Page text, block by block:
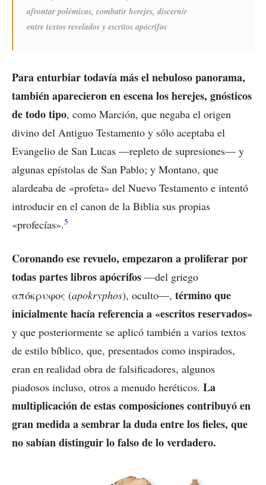
afrontar polémicas, combatir herejes, discernir
entre textos revelados y escritos apócrifos
Para enturbiar todavía más el nebuloso panorama,
también aparecieron en escena los herejes, gnósticos
de todo tipo, como Marción, que negaba el origen
divino del Antiguo Testamento y sólo aceptaba el
Evangelio de San Lucas —repleto de supresiones— y
algunas epístolas de San Pablo; y Montano, que
alardeaba de «profeta» del Nuevo Testamento e intentó
introducir en el canon de la Biblia sus propias
«profecías».5
Coronando ese revuelo, empezaron a proliferar por
todas partes libros apócrifos —del griego
απόκρυφος (apokryphos), oculto—, término que
inicialmente hacía referencia a «escritos reservados»
y que posteriormente se aplicó también a varios textos
de estilo bíblico, que, presentados como inspirados,
eran en realidad obra de falsificadores, algunos
piadosos incluso, otros a menudo heréticos. La
multiplicación de estas composiciones contribuyó en
gran medida a sembrar la duda entre los fieles, que
no sabían distinguir lo falso de lo verdadero.